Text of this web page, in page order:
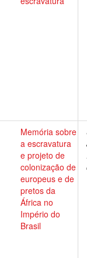
Memória sobre
a escravatura
e projeto de
colonização de
europeus e de
pretos da
África no
Império do
Brasil